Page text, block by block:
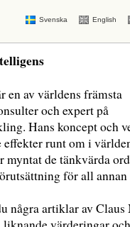
Svenska English
en av världens främsta
och expert på
Hans koncept och
effekter runt om i
myntat de tänkvärda
för all
några artiklar av